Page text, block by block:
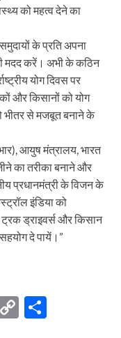
को महत्‍व देने का
के प्रति अपना
मदद करें। अभी के कठिन
योग दिवस पर
और किसानों को योग
से मजबूत बनाने के
आयुष मंत्रालय, भारत
का तरीका बनाने और
प्रधानमंत्री के विजन के
इंडिया को
ड्राइवर्स और किसान
दे पायें।”
C